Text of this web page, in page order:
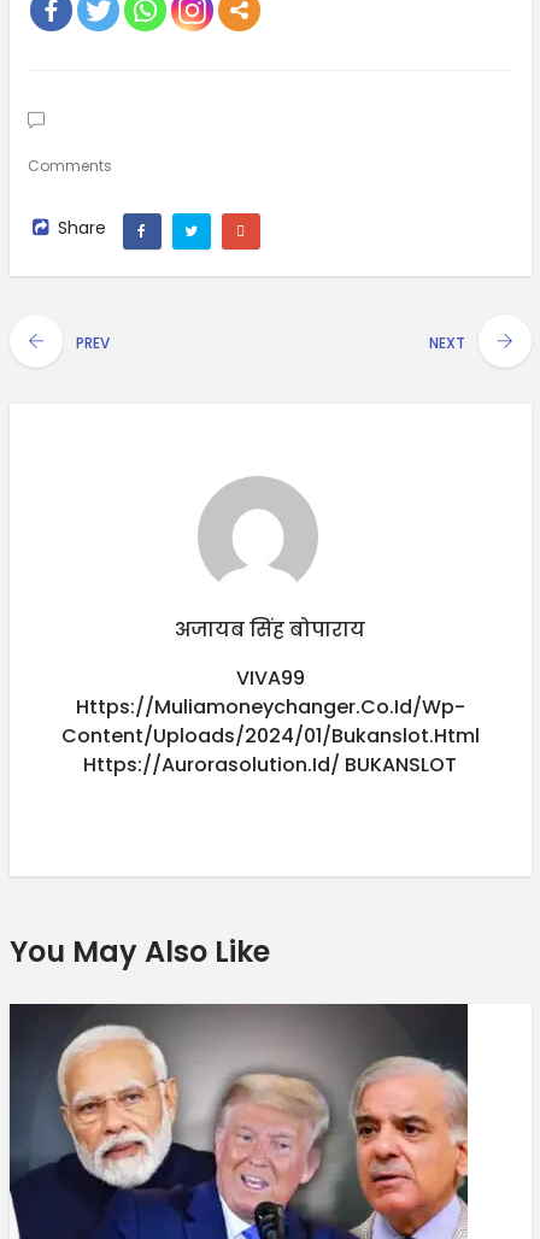
Comments
Share
PREV NEXT
अजायब सिंह बोपाराय
VIVA99
Https://muliamoneychanger.co.id/wp-
Content/uploads/2024/01/bukanslot.html
Https://aurorasolution.id/ BUKANSLOT
You May Also Like